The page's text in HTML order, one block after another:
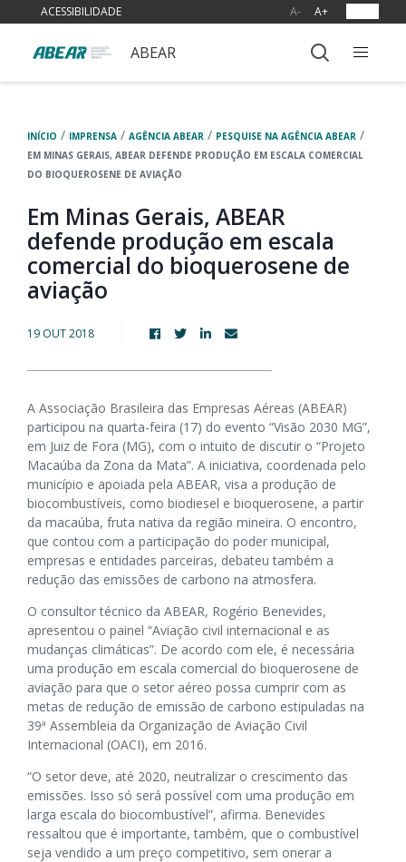
ACESSIBILIDADE A- A+
ABEAR
INÍCIO / IMPRENSA / AGÊNCIA ABEAR / PESQUISE NA AGÊNCIA ABEAR /
EM MINAS GERAIS, ABEAR DEFENDE PRODUÇÃO EM ESCALA COMERCIAL
DO BIOQUEROSENE DE AVIAÇÃO
Em Minas Gerais, ABEAR
defende produção em escala
comercial do bioquerosene de
aviação
19 OUT 2018
A Associação Brasileira das Empresas Aéreas (ABEAR)
participou na quarta-feira (17) do evento “Visão 2030 MG”,
em Juiz de Fora (MG), com o intuito de discutir o “Projeto
Macaúba da Zona da Mata”. A iniciativa, coordenada pelo
município e apoiada pela ABEAR, visa a produção de
biocombustíveis, como biodiesel e bioquerosene, a partir
da macaúba, fruta nativa da região mineira. O encontro,
que contou com a participação do poder municipal,
empresas e entidades parceiras, debateu também a
redução das emissões de carbono na atmosfera.
O consultor técnico da ABEAR, Rogério Benevides,
apresentou o painel “Aviação civil internacional e as
mudanças climáticas”. De acordo com ele, é necessária
uma produção em escala comercial do bioquerosene de
aviação para que o setor aéreo possa cumprir com as
metas de redução de emissão de carbono estipuladas na
39ª Assembleia da Organização de Aviação Civil
Internacional (OACI), em 2016.
“O setor deve, até 2020, neutralizar o crescimento das
emissões. Isso só será possível com uma produção em
larga escala do biocombustível”, afirma. Benevides
ressaltou que é importante, também, que o combustível
seja vendido a um preço competitivo, sem onerar a